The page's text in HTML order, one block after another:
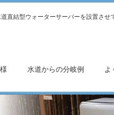
水道からの分岐例 よ
直結型ウォーターサーバーを設置させ